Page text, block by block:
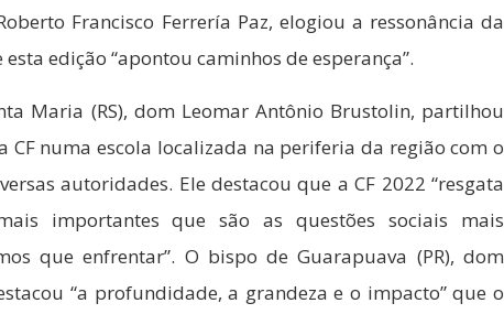
Francisco Ferrería Paz, elogiou a ressonância da
esta edição “apontou caminhos de esperança”.
Maria (RS), dom Leomar Antônio Brustolin, partilhou
CF numa escola localizada na periferia da região com o
autoridades. Ele destacou que a CF 2022 “resgata
importantes que são as questões sociais mais
que enfrentar”. O bispo de Guarapuava (PR), dom
“a profundidade, a grandeza e o impacto” que o